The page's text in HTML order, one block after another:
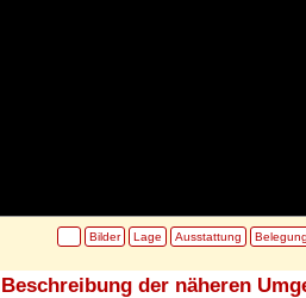
Bilder Lage Ausstattung
Beschreibung der näheren